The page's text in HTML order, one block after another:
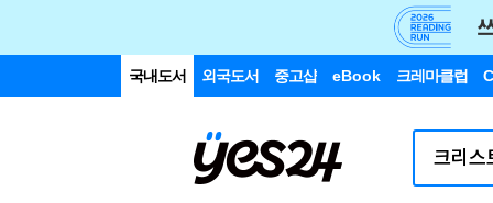
국내도서 외국도서 중고샵 eBook 크레마클럽